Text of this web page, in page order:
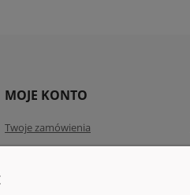
MOJE KONTO
Twoje zamówienia
Ustawienia konta